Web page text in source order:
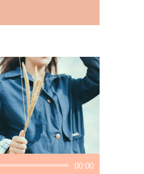
00:00